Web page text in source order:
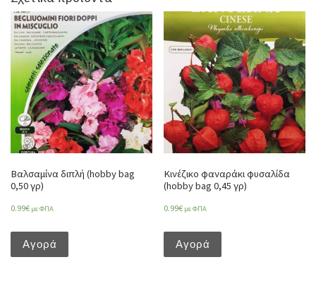
Βαλσαμίνα διπλή (hobby bag
0,50 γρ)
0.99€ με ΦΠΑ
Αγορά
Κινέζικο φαναράκι φυσαλίδα
(hobby bag 0,45 γρ)
0.99€ με ΦΠΑ
Αγορά